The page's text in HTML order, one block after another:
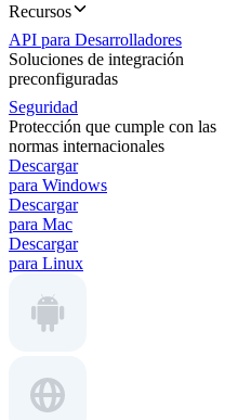
Recursos
API para Desarrolladores
Soluciones de integración
preconfiguradas
Seguridad
Protección que cumple con las
normas internacionales
Descargar
para Windows
Descargar
para Mac
Descargar
para Linux